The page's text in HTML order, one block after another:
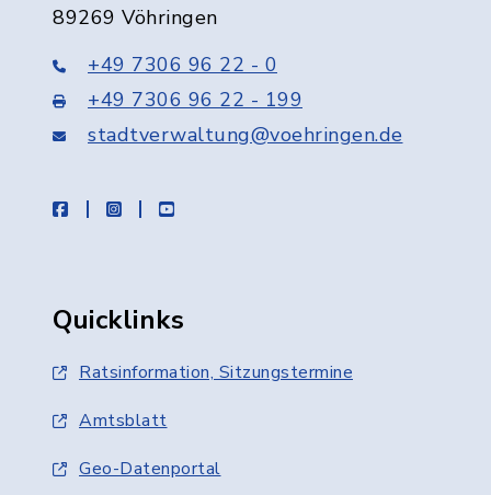
89269 Vöhringen
+49 7306 96 22 - 0
+49 7306 96 22 - 199
stadtverwaltung@voehringen.de
facebookinstagramyoutube
Quicklinks
Ratsinformation, Sitzungstermine
Amtsblatt
Geo-Datenportal